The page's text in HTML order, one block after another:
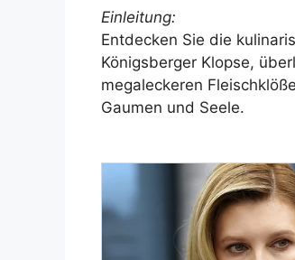
Einleitung:
Entdecken Sie die
Königsberger Klopse,
megaleckeren
Gaumen und Seele.